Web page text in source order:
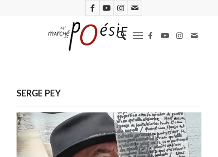
SERGE PEY